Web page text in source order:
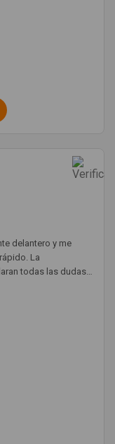
delantero y me
La
todas las dudas.